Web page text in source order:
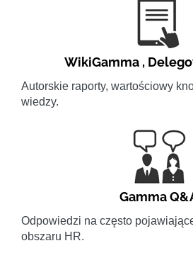
WikiGamma ,
Autorskie raporty, wartościowy
wiedzy.
Gamma
Odpowiedzi na często
obszaru HR.